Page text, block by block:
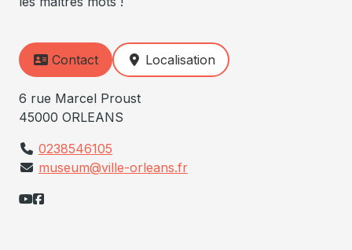
Contact Localisation
6 rue Marcel Proust
45000 ORLEANS
0238546105
museum@ville-orleans.fr